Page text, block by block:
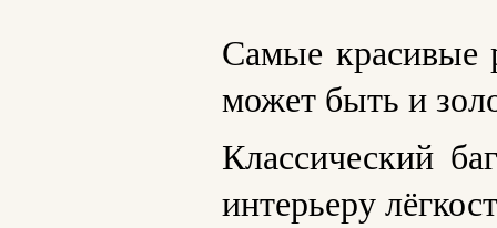
Самые красивые
может быть и
Классический
интерьеру